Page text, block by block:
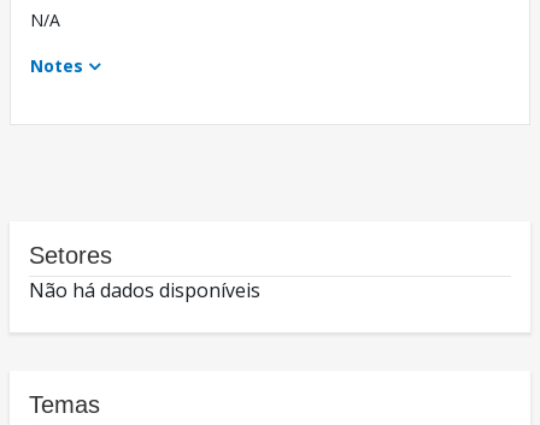
N/A
Notes
Setores
Não há dados disponíveis
Temas